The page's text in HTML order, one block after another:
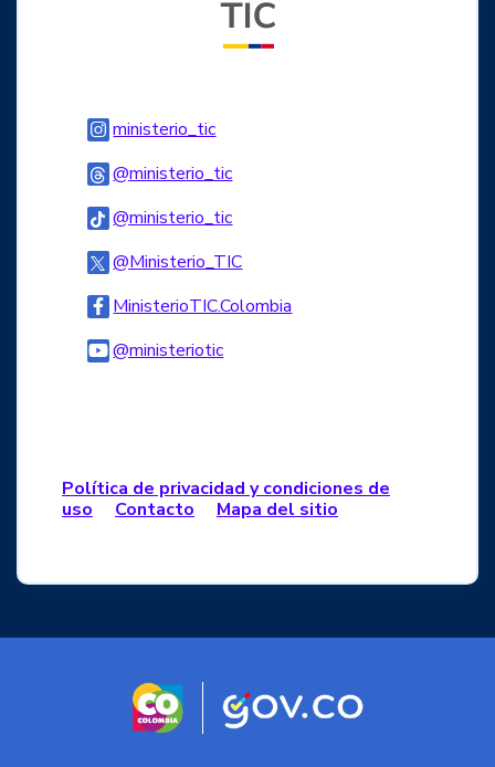
ministerio_ticLogo Instagram
@ministerio_ticLogo Threads
@ministerio_ticLogo Tiktok
@Ministerio_TICLogo Twitter
MinisterioTIC.Colombia
@ministerioticLogo Youtube
Política de privacidad y condiciones de
uso
Contacto Mapa del sitio
Logo marca Colombia